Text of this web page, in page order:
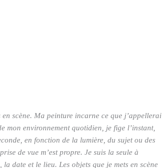
en scène. Ma peinture incarne ce que j’appellerai
mon environnement quotidien, je fige l’instant,
en fonction de la lumière, du sujet ou des
de vue m’est propre. Je suis la seule à
date et le lieu. Les objets que je mets en scène